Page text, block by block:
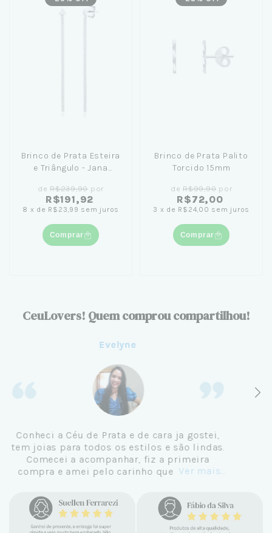
Brinco de Prata Esteira
e Triângulo - Jana
deR$239,90 por
R$191,92
8 x de R$23,99 sem juros
Comprar
Brinco de Prata Palito
Torcido 15mm
de R$99,90 por
R$72,00
3 x de R$24,00 sem juros
Comprar
CeuLovers! Quem comprou compartilhou!
Aline
Me tornei cliente da Céu de Prata em
Setembro de 2024 e não me vejo
comprando em outro lugar. Eu sempre amei
pratas e nunca encontrava uma loja
encontrar a Céu. Atendimento
personalizado, verdadeiras jóias prata 925,
mimos e brindes incríveis. Virei cliente fiel
Ver mais...